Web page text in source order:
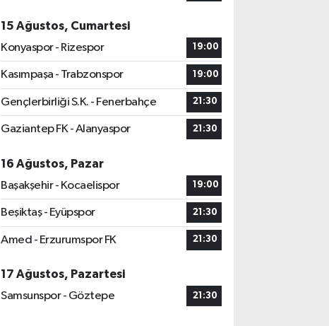
15 Ağustos, Cumartesi
Konyaspor - Rizespor
19:00
Kasımpaşa - Trabzonspor 19:00
Gençlerbirliği S.K. - Fenerbahçe 21:30
Gaziantep FK - Alanyaspor 21:30
16 Ağustos, Pazar
Başakşehir - Kocaelispor
19:00
Beşiktaş - Eyüpspor 21:30
Amed - Erzurumspor FK 21:30
17 Ağustos, Pazartesi
Samsunspor - Göztepe
21:30